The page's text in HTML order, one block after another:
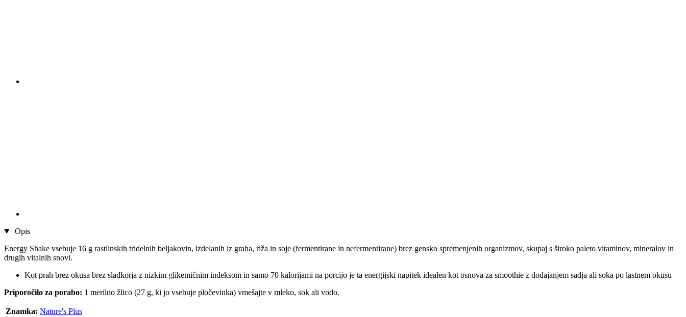
Opis
Energy Shake vsebuje 16 g rastlinskih tridelnih beljakovin, izdelanih iz graha, riža in soje (fermentirane in nefermentirane) brez gensko spremenjenih organizmov, skupaj s široko paleto vitaminov, mineralov in
drugih vitalnih snovi.
Kot prah brez okusa brez sladkorja z nizkim glikemičnim indeksom in samo 70 kalorijami na porcijo je ta energijski napitek idealen kot osnova za smoothie z dodajanjem sadja ali soka po lastnem okusu
Priporočilo za porabo: 1 merilno žlico (27 g, ki jo vsebuje pločevinka) vmešajte v mleko, sok ali vodo.
Znamka: Nature's Plus